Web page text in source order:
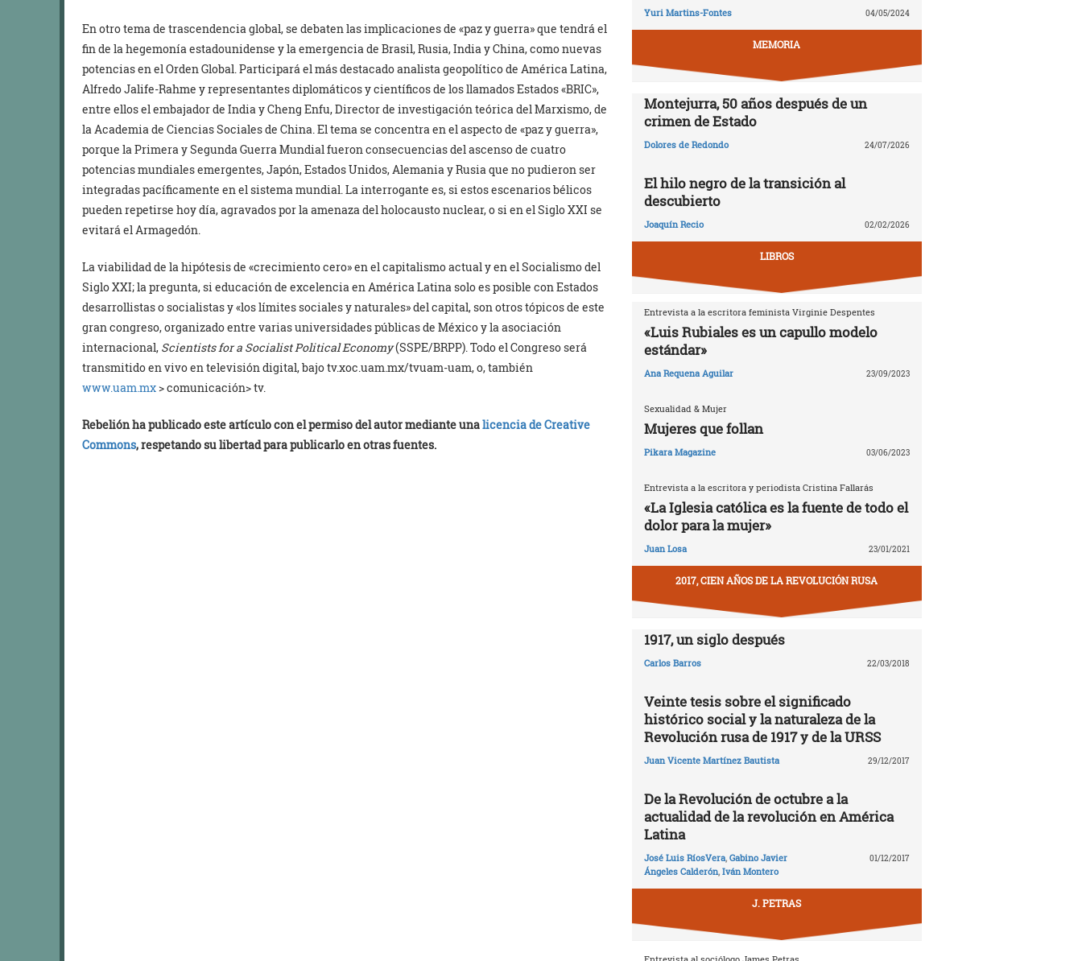
En otro tema de trascendencia global, se debaten las implicaciones de «paz y guerra» que tendrá el
fin de la hegemonía estadounidense y la emergencia de Brasil, Rusia, India y China, como nuevas
potencias en el Orden Global. Participará el más destacado analista geopolítico de América Latina,
Alfredo Jalife-Rahme y representantes diplomáticos y científicos de los llamados Estados «BRIC»,
entre ellos el embajador de India y Cheng Enfu, Director de investigación teórica del Marxismo, de
la Academia de Ciencias Sociales de China. El tema se concentra en el aspecto de «paz y guerra»,
porque la Primera y Segunda Guerra Mundial fueron consecuencias del ascenso de cuatro
potencias mundiales emergentes, Japón, Estados Unidos, Alemania y Rusia que no pudieron ser
integradas pacíficamente en el sistema mundial. La interrogante es, si estos escenarios bélicos
pueden repetirse hoy día, agravados por la amenaza del holocausto nuclear, o si en el Siglo XXI se
evitará el Armagedón.
La viabilidad de la hipótesis de «crecimiento cero» en el capitalismo actual y en el Socialismo del
Siglo XXI; la pregunta, si educación de excelencia en América Latina solo es posible con Estados
desarrollistas o socialistas y «los límites sociales y naturales» del capital, son otros tópicos de este
gran congreso, organizado entre varias universidades públicas de México y la asociación
internacional, Scientists for a Socialist Political Economy(SSPE/BRPP). Todo el Congreso será
transmitido en vivo en televisión digital, bajo tv.xoc.uam.mx/tvuam-uam, o, también
www.uam.mx> comunicación> tv.
Rebelión ha publicado este artículo con el permiso del autor mediante unalicencia de Creative
Commons, respetando su libertad para publicarlo en otras fuentes.
Yuri Martins-Fontes 04/05/2024
MEMORIA
Montejurra, 50 años después de un
crimen de Estado
Dolores de Redondo 24/07/2026
El hilo negro de la transición al
descubierto
Joaquín Recio 02/02/2026
LIBROS
Entrevista a la escritora feminista Virginie Despentes
«Luis Rubiales es un capullo modelo
estándar»
Ana Requena Aguilar 23/09/2023
Sexualidad & Mujer
Mujeres que follan
Pikara Magazine 03/06/2023
Entrevista a la escritora y periodista Cristina Fallarás
«La Iglesia católica es la fuente de todo el
dolor para la mujer»
Juan Losa 23/01/2021
2017, CIEN AÑOS DE LA REVOLUCIÓN RUSA
1917, un siglo después
Carlos Barros 22/03/2018
Veinte tesis sobre el significado
histórico social y la naturaleza de la
Revolución rusa de 1917 y de la URSS
Juan Vicente Martínez Bautista 29/12/2017
De la Revolución de octubre a la
actualidad de la revolución en América
Latina
José Luis RíosVera, Gabino Javier
Ángeles Calderón, Iván Montero
01/12/2017
J. PETRAS